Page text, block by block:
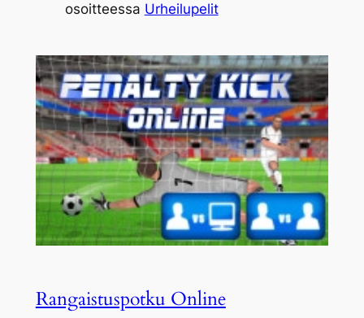
osoitteessa Urheilupelit
Rangaistuspotku Online